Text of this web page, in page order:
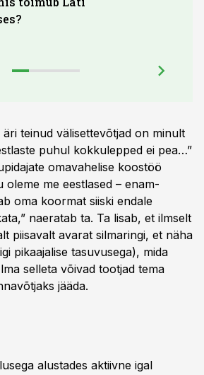
äri teinud välisettevõtjad on minult
puhul kokkulepped ei pea…”
omavahelise koostöö
oleme me eestlased – enam-
oma koormat siiski endale
naeratab ta. Ta lisab, et ilmselt
piisavalt avarat silmaringi, et näha
pikaajalise tasuvusega), mida
selleta võivad tootjad tema
jääda.
alustades aktiivne igal